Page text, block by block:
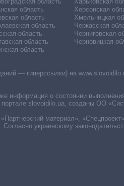
область
область
область
область
область
область
Херсонская
Хмельницкая
Черкасская
Черниговская
Черновицкая
— гиперссылки) на
информация о состоянии
slovoidilo.ua, созданы ОО
материал»,
украинскому